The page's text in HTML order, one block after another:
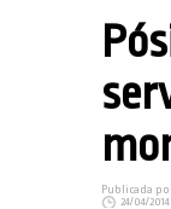
Publicada
24/04/2014